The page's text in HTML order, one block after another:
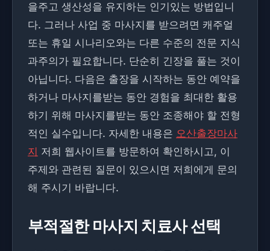
을주고 생산성을 유지하는 인기있는 방법입니
다. 그러나 사업 중 마사지를 받으려면 캐주얼
또는 휴일 시나리오와는 다른 수준의 전문 지식
과주의가 필요합니다. 단순히 긴장을 풀는 것이
아닙니다. 다음은 출장을 시작하는 동안 예약을
하거나 마사지를받는 동안 경험을 최대한 활용
하기 위해 마사지를받는 동안 조종해야 할 전형
적인 실수입니다. 자세한 내용은 오산출장마사
지 저희 웹사이트를 방문하여 확인하시고, 이
주제와 관련된 질문이 있으시면 저희에게 문의
해 주시기 바랍니다.
부적절한 마사지 치료사 선택